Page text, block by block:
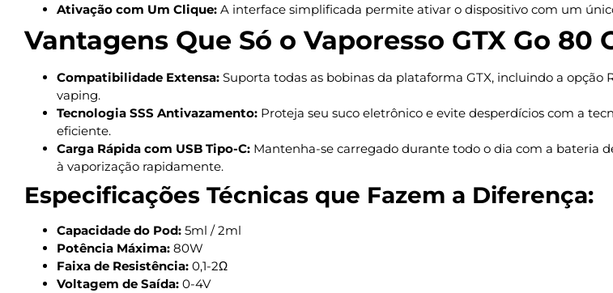
Ativação com Um Clique: A interface simplificada permite ativar o dispositivo com um
Vantagens Que Só o Vaporesso GTX Go 80
Compatibilidade Extensa: Suporta todas as bobinas da plataforma GTX, incluindo a
vaping.
Tecnologia SSS Antivazamento: Proteja seu suco eletrônico e evite desperdícios com a
eficiente.
Carga Rápida com USB Tipo-C: Mantenha-se carregado durante todo o dia com a bateria
à vaporização rapidamente.
Especificações Técnicas que Fazem a Diferença:
Capacidade do Pod: 5ml / 2ml
Potência Máxima: 80W
Faixa de Resistência: 0,1-2Ω
Voltagem de Saída: 0-4V